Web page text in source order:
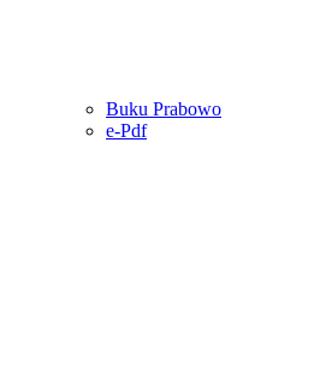
Buku Prabowo
e-Pdf